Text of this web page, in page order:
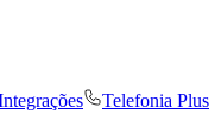
Telefonia Plus